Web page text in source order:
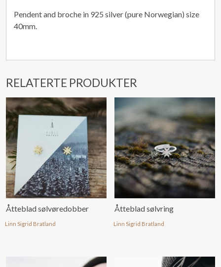
Pendent and broche in 925 silver (pure Norwegian) size
40mm.
RELATERTE PRODUKTER
Åtteblad sølvøredobber
Linn Sigrid Bratland
Åtteblad sølvring
Linn Sigrid Bratland